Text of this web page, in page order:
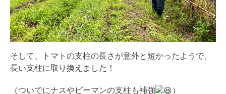
そして、トマトの支柱の長さが意外と短かったようで、
長い支柱に取り換えました！
（ついでにナスやピーマンの支柱も補強 ）